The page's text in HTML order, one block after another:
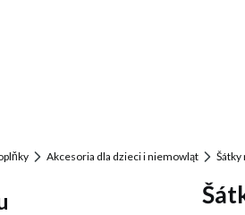
Akcesoria dla dzieci i niemowląt Šátky